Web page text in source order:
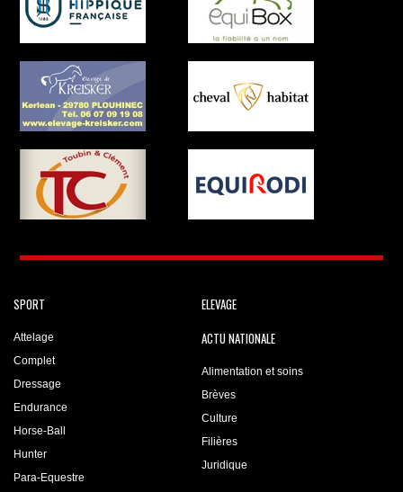
SPORT
Attelage
Complet
Dressage
Endurance
Horse-Ball
Hunter
Para-Equestre
ELEVAGE
ACTU NATIONALE
Alimentation et soins
Brèves
Culture
Filières
Juridique